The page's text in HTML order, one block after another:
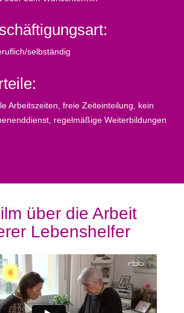
selbständig
Arbeitszeiten, freie Zeiteinteilung, kein
regelmäßige Weiterbildungen
über die Arbeit
Lebenshelfer